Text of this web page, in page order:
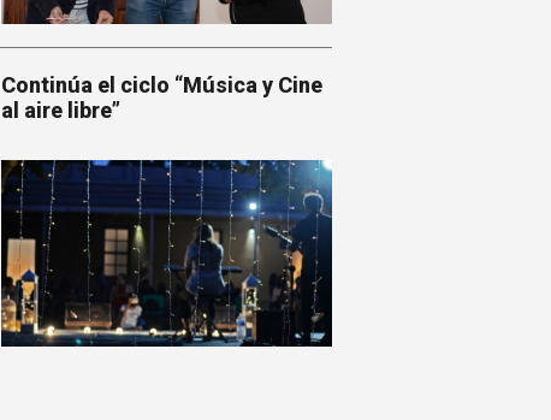
Continúa el ciclo “Música y Cine
al aire libre”